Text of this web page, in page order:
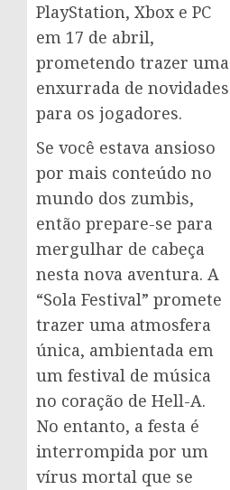
PlayStation, Xbox e PC
em 17 de abril,
prometendo trazer uma
enxurrada de novidades
para os jogadores.
Se você estava ansioso
por mais conteúdo no
mundo dos zumbis,
então prepare-se para
mergulhar de cabeça
nesta nova aventura. A
“Sola Festival” promete
trazer uma atmosfera
única, ambientada em
um festival de música
no coração de Hell-A.
No entanto, a festa é
interrompida por um
vírus mortal que se